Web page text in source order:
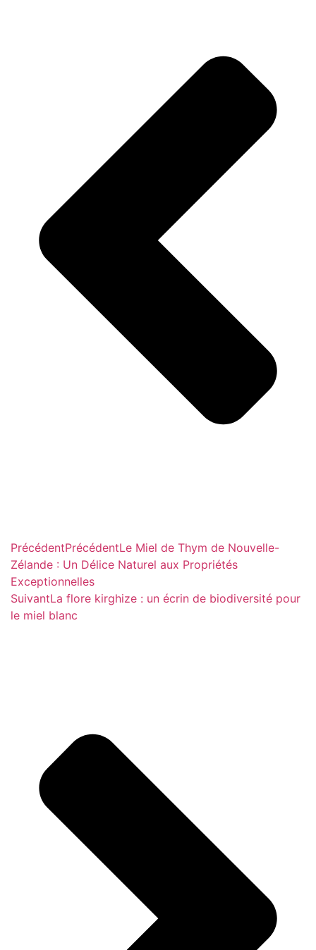
PrécédentPrécédentLe Miel de Thym de Nouvelle-
Zélande : Un Délice Naturel aux Propriétés
Exceptionnelles
SuivantLa flore kirghize : un écrin de biodiversité pour
le miel blanc